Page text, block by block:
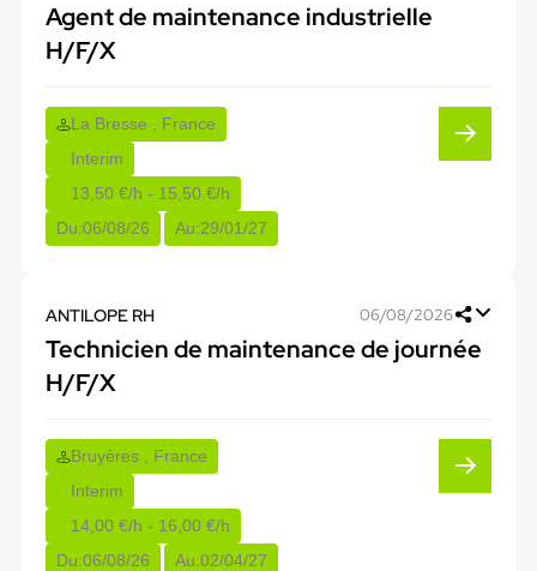
Agent de maintenance industrielle
H/F/X
La Bresse , France
Interim
13,50 €/h - 15,50 €/h
Du:06/08/26 Au:29/01/27
ANTILOPE RH 06/08/2026
Technicien de maintenance de journée
H/F/X
Bruyères , France
Interim
14,00 €/h - 16,00 €/h
Du:06/08/26 Au:02/04/27